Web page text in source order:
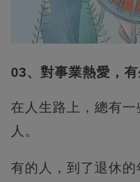
03、對事業熱愛，
在人生路上，總有
人。
有的人，到了退休